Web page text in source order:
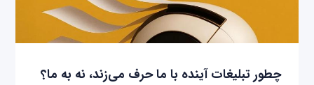
چطور تبلیغات آینده با ما حرف می‌زند، نه به ما؟